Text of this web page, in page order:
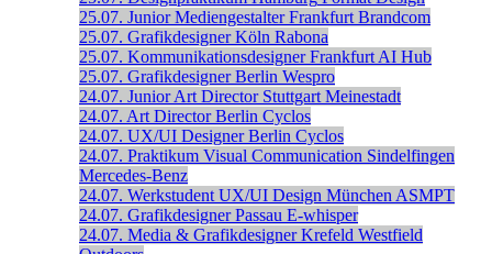
25.07. Junior Mediengestalter Frankfurt Brandcom
25.07. Grafikdesigner Köln Rabona
25.07. Kommunikationsdesigner Frankfurt AI Hub
25.07. Grafikdesigner Berlin Wespro
24.07. Junior Art Director Stuttgart Meinestadt
24.07. Art Director Berlin Cyclos
24.07. UX/UI Designer Berlin Cyclos
24.07. Praktikum Visual Communication Sindelfingen
Mercedes-Benz
24.07. Werkstudent UX/UI Design München ASMPT
24.07. Grafikdesigner Passau E-whisper
24.07. Media & Grafikdesigner Krefeld Westfield